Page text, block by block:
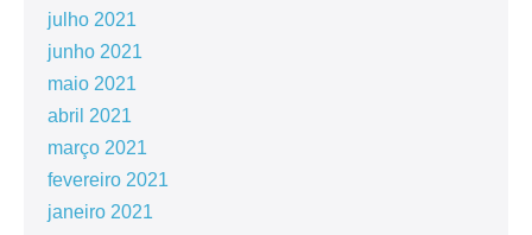
julho 2021
junho 2021
maio 2021
abril 2021
março 2021
fevereiro 2021
janeiro 2021